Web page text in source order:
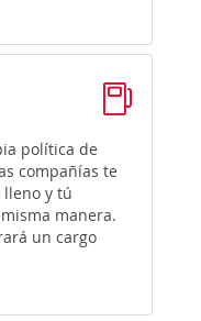
política de
compañías te
y tú
manera.
un cargo